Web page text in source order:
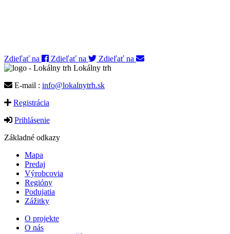
Zdieľať na Zdieľať na
Zdieľať na
Lokálny trh
E-mail : info@lokalnytrh.sk
Registrácia
Prihlásenie
Základné odkazy
Mapa
Predaj
Výrobcovia
Regióny
Podujatia
Zážitky
O projekte
O nás